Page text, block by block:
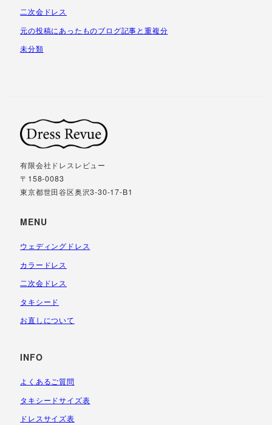
二次会ドレス
元の投稿にあったものブログ記事と重複分
未分類
有限会社ドレスレビュー
〒158-0083
東京都世田谷区奥沢3-30-17-B1
MENU
ウェディングドレス
カラードレス
二次会ドレス
タキシード
お直しについて
INFO
よくあるご質問
タキシードサイズ表
ドレスサイズ表